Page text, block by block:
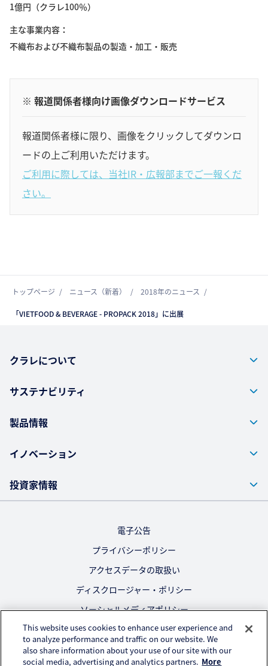
1億円（クラレ100％）
主な事業内容
不織布および不織布製品の製造・加工・販売
※ 報道関係者様向け画像ダウンロードサービス
報道関係者様に限り、画像をクリックしてダウンロ
ードの上ご利用いただけます。
ご利用に際しては、当社IR・広報部までご一報くだ
さい。
トップページ ニュース（新着） 2018年のニュース
「VIETFOOD & BEVERAGE - PROPACK 2018」に出展
クラレについて
サステナビリティ
製品情報
イノベーション
投資家情報
電子公告
プライバシーポリシー
アクセスデータの取扱い
ディスクロージャー・ポリシー
ソーシャルメディアポリシー
ご利用にあたって
公式SNS
This website uses cookies to enhance user experience and
to analyze performance and traffic on our website. We
also share information about your use of our site with our
social media, advertising and analytics partners. More